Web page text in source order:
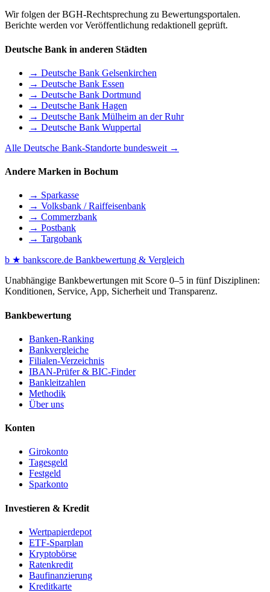
Wir folgen der BGH-Rechtsprechung zu Bewertungsportalen.
Berichte werden vor Veröffentlichung redaktionell geprüft.
Deutsche Bank in anderen Städten
→ Deutsche Bank Gelsenkirchen
→ Deutsche Bank Essen
→ Deutsche Bank Dortmund
→ Deutsche Bank Hagen
→ Deutsche Bank Mülheim an der Ruhr
→ Deutsche Bank Wuppertal
Alle Deutsche Bank-Standorte bundesweit →
Andere Marken in Bochum
→ Sparkasse
→ Volksbank / Raiffeisenbank
→ Commerzbank
→ Postbank
→ Targobank
b ★ bankscore.de Bankbewertung & Vergleich
Unabhängige Bankbewertungen mit Score 0–5 in fünf Disziplinen:
Konditionen, Service, App, Sicherheit und Transparenz.
Bankbewertung
Banken-Ranking
Bankvergleiche
Filialen-Verzeichnis
IBAN-Prüfer & BIC-Finder
Bankleitzahlen
Methodik
Über uns
Konten
Girokonto
Tagesgeld
Festgeld
Sparkonto
Investieren & Kredit
Wertpapierdepot
ETF-Sparplan
Kryptobörse
Ratenkredit
Baufinanzierung
Kreditkarte